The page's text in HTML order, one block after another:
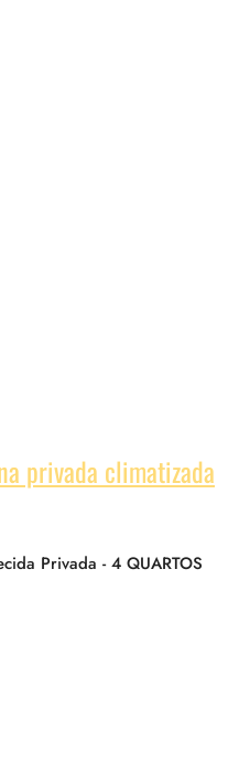
privada climatizada
Privada - 4 QUARTOS